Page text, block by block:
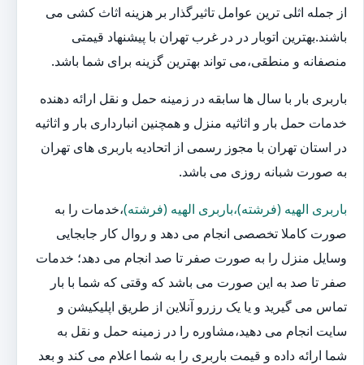
از جمله اثلی ترین عوامل تاثیرگذار بر هزینه اثاث کشی می
باشند.بهترین اتوبار در در غرب تهران با پیشنهاد قیمتی
منصفانه و منطقی،می تواند بهترین گزینه برای شما باشد.
باربری بار با سال ها سابقه در زمینه حمل و نقل ارائه دهنده
خدمات حمل بار و اثاثیه منزل و همچنین انبارداری بار و اثاثیه
در استان تهران با مجوز رسمی از اتحادیه باربری های تهران
به صورت شبانه روزی می باشد.
باربری الهیه (فرشته)،باربری الهیه (فرشته)،خدمات را به
صورت کاملا تخصصی انجام می دهد و روال کار جابجایی
وسایل منزل را به صورت صفر تا صد انجام می دهد؛ خدمات
صفر تا صد به این صورت می باشد که وقتی که شما با بار
تماس می گیرید و یا یک رزرو آنلاین از طریق اپلیکیشن و
سایت انجام می دهید،مشاوره را در زمینه حمل و نقل به
شما ارائه داده و قیمت باربری را به شما اعلام می کند و بعد